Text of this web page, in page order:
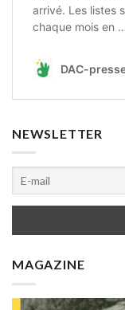
NEWSLETTER
MAGAZINE